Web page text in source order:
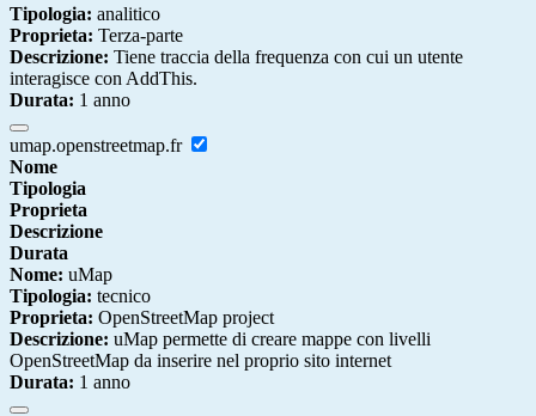
Tipologia: analitico
Proprieta: Terza-parte
Descrizione: Tiene traccia della frequenza con cui un utente
interagisce con AddThis.
Durata: 1 anno
umap.openstreetmap.fr
Nome
Tipologia
Proprieta
Descrizione
Durata
Nome: uMap
Tipologia: tecnico
Proprieta: OpenStreetMap project
Descrizione: uMap permette di creare mappe con livelli
OpenStreetMap da inserire nel proprio sito internet
Durata: 1 anno